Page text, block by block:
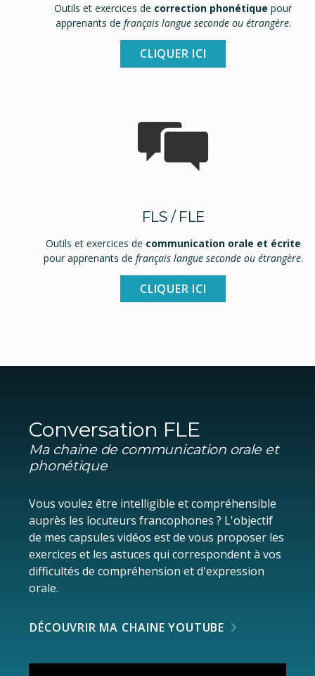
Outils et exercices de correction phonétique pour
apprenants de français langue seconde ou étrangère.
CLIQUER ICI
FLS / FLE
Outils et exercices de communication orale et écrite
pour apprenants de français langue seconde ou étrangère.
CLIQUER ICI
Conversation FLE
Ma chaine de communication orale et
phonétique
Vous voulez être intelligible et compréhensible
auprès les locuteurs francophones ? L'objectif
de mes capsules vidéos est de vous proposer les
exercices et les astuces qui correspondent à vos
difficultés de compréhension et d'expression
orale.
DÉCOUVRIR MA CHAINE YOUTUBE